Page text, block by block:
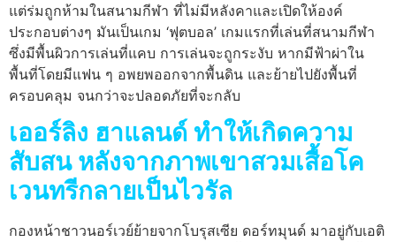
แต่ร่มถูกห้ามในสนามกีฬา ที่ไม่มีหลังคาและเปิดให้องค์
ประกอบต่างๆ มันเป็นเกม ‘ฟุตบอล’ เกมแรกที่เล่นที่สนามกีฬา
ซึ่งมีพื้นผิวการเล่นที่แคบ การเล่นจะถูกระงับ หากมีฟ้าผ่าใน
พื้นที่โดยมีแฟน ๆ อพยพออกจากพื้นดิน และย้ายไปยังพื้นที่
ครอบคลุม จนกว่าจะปลอดภัยที่จะกลับ
เออร์ลิง ฮาแลนด์ ทําให้เกิดความ
สับสน หลังจากภาพเขาสวมเสื้อโค
เวนทรีกลายเป็นไวรัล
กองหน้าชาวนอร์เวย์ย้ายจากโบรุสเซีย ดอร์ทมุนด์ มาอยู่กับเอติ